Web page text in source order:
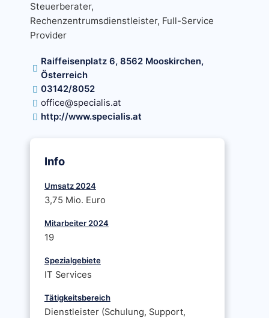
Steuerberater,
Rechenzentrumsdienstleister, Full-Service
Provider
Raiffeisenplatz 6, 8562 Mooskirchen,
Österreich
03142/8052
office@specialis.at
http://www.specialis.at
Info
Umsatz 2024
3,75 Mio. Euro
Mitarbeiter 2024
19
Spezialgebiete
IT Services
Tätigkeitsbereich
Dienstleister (Schulung, Support,